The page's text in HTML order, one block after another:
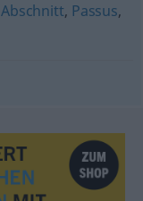
Abschnitt, Passus,